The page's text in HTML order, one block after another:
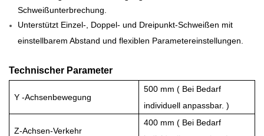
Schweißunterbrechung.
Unterstützt Einzel-, Doppel- und Dreipunkt-Schweißen mit
einstellbarem Abstand und flexiblen Parametereinstellungen.
Technischer Parameter
Y -Achsenbewegung
500 mm ( Bei Bedarf
individuell anpassbar. )
Z-Achsen-Verkehr
400 mm ( Bei Bedarf